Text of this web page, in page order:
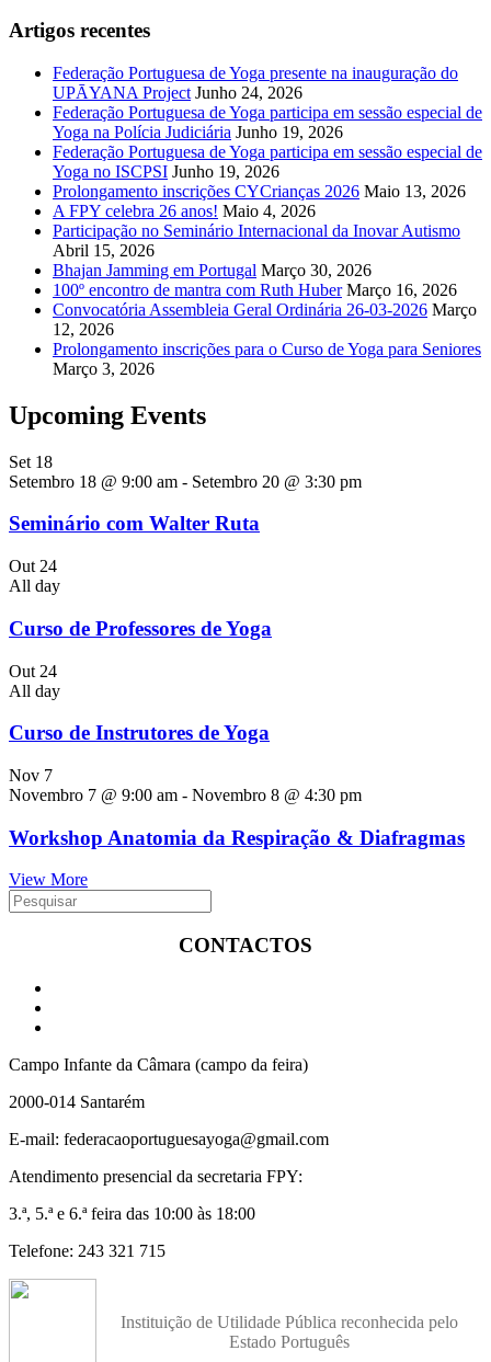
Artigos recentes
Federação Portuguesa de Yoga presente na inauguração do
UPĀYANA Project Junho 24, 2026
Federação Portuguesa de Yoga participa em sessão especial de
Yoga na Polícia Judiciária Junho 19, 2026
Federação Portuguesa de Yoga participa em sessão especial de
Yoga no ISCPSI Junho 19, 2026
Prolongamento inscrições CYCrianças 2026 Maio 13, 2026
A FPY celebra 26 anos! Maio 4, 2026
Participação no Seminário Internacional da Inovar Autismo
Abril 15, 2026
Bhajan Jamming em Portugal Março 30, 2026
100º encontro de mantra com Ruth Huber Março 16, 2026
Convocatória Assembleia Geral Ordinária 26-03-2026 Março
12, 2026
Prolongamento inscrições para o Curso de Yoga para Seniores
Março 3, 2026
Upcoming Events
Set 18
Setembro 18 @ 9:00 am - Setembro 20 @ 3:30 pm
Seminário com Walter Ruta
Out 24
All day
Curso de Professores de Yoga
Out 24
All day
Curso de Instrutores de Yoga
Nov 7
Novembro 7 @ 9:00 am - Novembro 8 @ 4:30 pm
Workshop Anatomia da Respiração & Diafragmas
View More
CONTACTOS
Campo Infante da Câmara (campo da feira)
2000-014 Santarém
E-mail: federacaoportuguesayoga@gmail.com
Atendimento presencial da secretaria FPY:
3.ª, 5.ª e 6.ª feira das 10:00 às 18:00
Telefone: 243 321 715
Instituição de Utilidade Pública reconhecida pelo
Estado Português